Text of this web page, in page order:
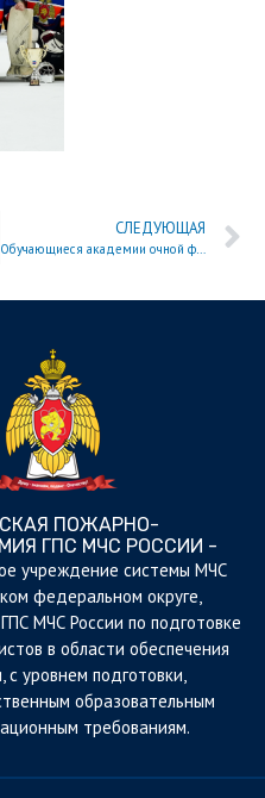
СЛЕДУЮЩАЯ
Обучающиеся академии очной формы проходят государственную итоговую аттестацию
ПОЖАРНО-
ГПС МЧС РОССИИ -
учреждение системы МЧС
федеральном округе,
МЧС России по подготовке
в области обеспечения
с уровнем подготовки,
образовательным
требованиям.